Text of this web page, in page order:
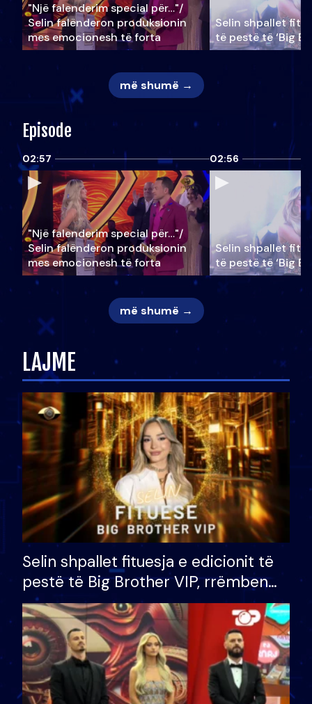
"Një falenderim special për…"/
Selin falënderon produksionin
mes emocionesh të forta
Selin shpallet
të pestë të ‘Big
më shumë →
Episode
02:57
"Një falenderim special për…"/
Selin falënderon produksionin
mes emocionesh të forta
02:56
Selin shpallet
të pestë të ‘Big
më shumë →
LAJME
Selin shpallet fituesja e edicionit të
pestë të Big Brother VIP, rrëmben
çmimin e madh prej 100 mijë eurosh